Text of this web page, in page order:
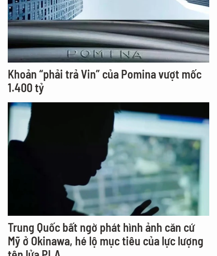
Khoản “phải trả Vin” của Pomina vượt mốc
1.400 tỷ
Trung Quốc bất ngờ phát hình ảnh căn cứ
Mỹ ở Okinawa, hé lộ mục tiêu của lực lượng